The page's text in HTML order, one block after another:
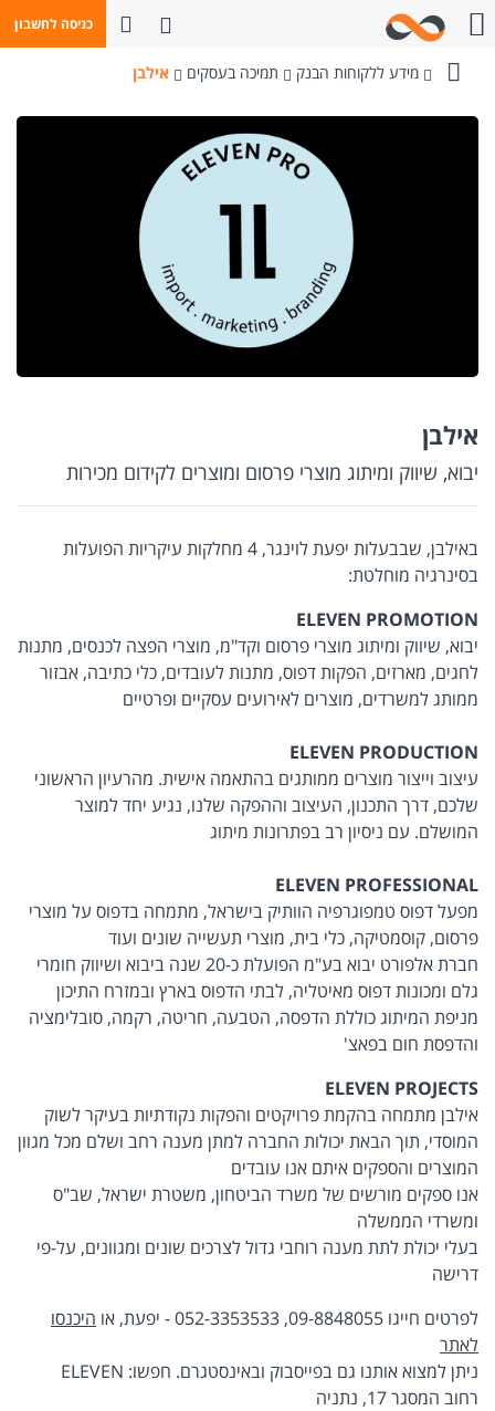
כניסה לחשבון
פתח חיפושחייגו אלינו
מזרחי-טפחות
מידע ללקוחות הבנק תמיכה בעסקים אילבן
אילבן
יבוא, שיווק ומיתוג מוצרי פרסום ומוצרים לקידום מכירות
באילבן, שבבעלות יפעת לוינגר, 4 מחלקות עיקריות הפועלות
בסינרגיה מוחלטת:
ELEVEN PROMOTION
יבוא, שיווק ומיתוג מוצרי פרסום וקד"מ, מוצרי הפצה לכנסים, מתנות
לחגים, מארזים, הפקות דפוס, מתנות לעובדים, כלי כתיבה, אבזור
ממותג למשרדים, מוצרים לאירועים עסקיים ופרטיים
ELEVEN PRODUCTION
עיצוב וייצור מוצרים ממותגים בהתאמה אישית. מהרעיון הראשוני
שלכם, דרך התכנון, העיצוב וההפקה שלנו, נגיע יחד למוצר
המושלם. עם ניסיון רב בפתרונות מיתוג
ELEVEN PROFESSIONAL
מפעל דפוס טמפוגרפיה הוותיק בישראל, מתמחה בדפוס על מוצרי
פרסום, קוסמטיקה, כלי בית, מוצרי תעשייה שונים ועוד
חברת אלפורט יבוא בע"מ הפועלת כ-20 שנה ביבוא ושיווק חומרי
גלם ומכונות דפוס מאיטליה, לבתי הדפוס בארץ ובמזרח התיכון
מניפת המיתוג כוללת הדפסה, הטבעה, חריטה, רקמה, סובלימציה
והדפסת חום בפאצ'
ELEVEN PROJECTS
אילבן מתמחה בהקמת פרויקטים והפקות נקודתיות בעיקר לשוק
המוסדי, תוך הבאת יכולות החברה למתן מענה רחב ושלם מכל מגוון
המוצרים והספקים איתם אנו עובדים
אנו ספקים מורשים של משרד הביטחון, משטרת ישראל, שב"ס
ומשרדי הממשלה
בעלי יכולת לתת מענה רוחבי גדול לצרכים שונים ומגוונים, על-פי
דרישה
לפרטים חייגו 09-8848055, 052-3353533 - יפעת, או
היכנסו
לאתר
ניתן למצוא אותנו גם בפייסבוק ובאינסטגרם. חפשו: ELEVEN
רחוב המסגר 17, נתניה